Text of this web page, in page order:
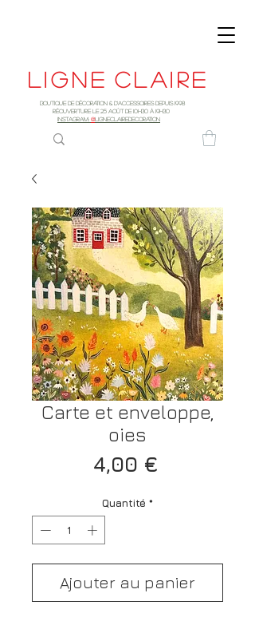
Ligne claire
Boutique de décoration & d'accessoires depuis 1998
RÉOUVERTURE LE 25 AOûT DE 10h30 à 19H30
INSTAGRAM: @LIGNECLAIREDECORATION
Carte et enveloppe,
oies
4,00 €
Quantité *
Ajouter au panier